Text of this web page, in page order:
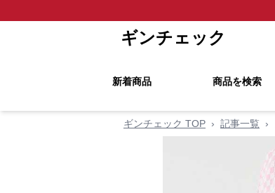
ギンチェック
新着商品 商品を検索
ギンチェック TOP › 記事一覧 ›